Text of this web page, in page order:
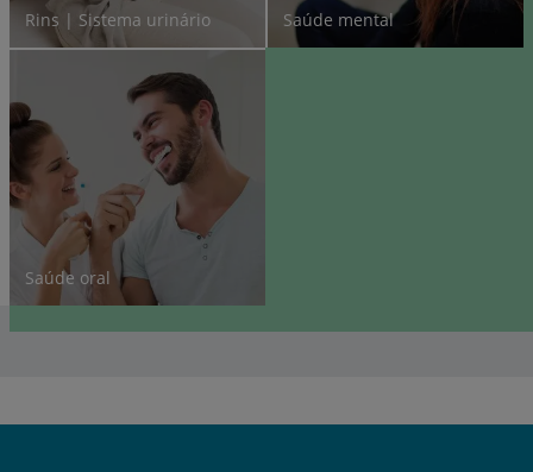
Rins | Sistema urinário Saúde mental
Saúde oral